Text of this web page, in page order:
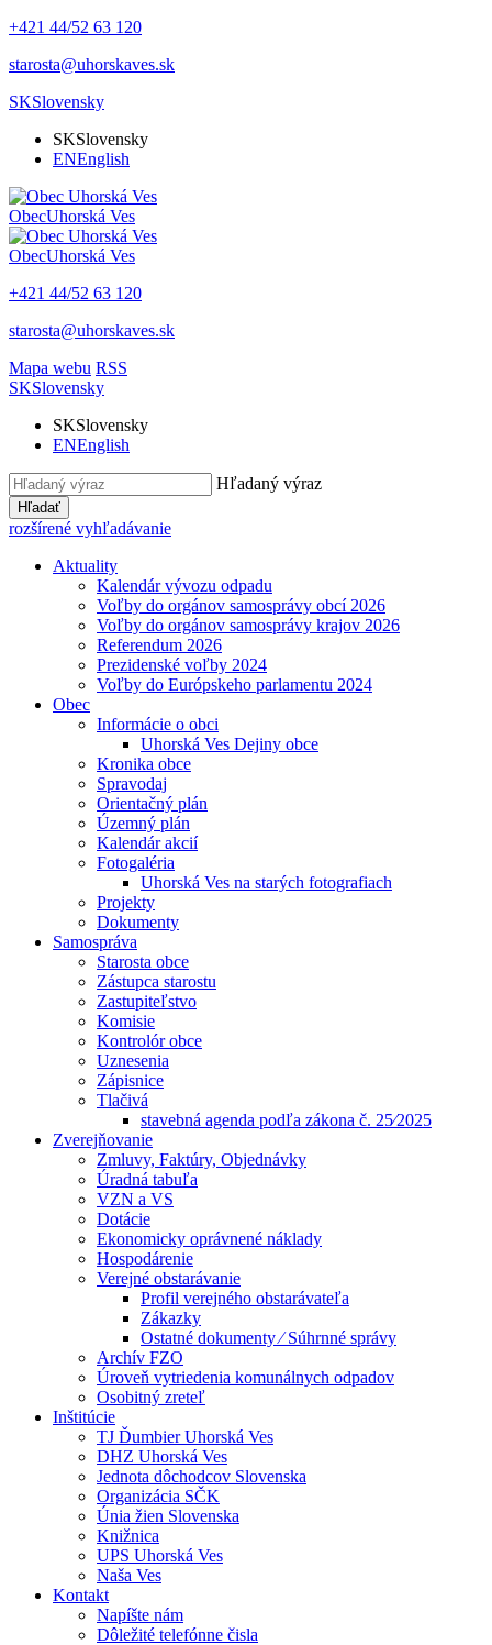
+421 44/52 63 120
starosta@uhorskaves.sk
SKSlovensky
SKSlovensky
ENEnglish
ObecUhorská Ves
ObecUhorská Ves
+421 44/52 63 120
starosta@uhorskaves.sk
Mapa webu RSS
SKSlovensky
SKSlovensky
ENEnglish
Hľadaný výraz
Hľadať
rozšírené vyhľadávanie
Aktuality
Kalendár vývozu odpadu
Voľby do orgánov samosprávy obcí 2026
Voľby do orgánov samosprávy krajov 2026
Referendum 2026
Prezidenské voľby 2024
Voľby do Európskeho parlamentu 2024
Obec
Informácie o obci
Uhorská Ves Dejiny obce
Kronika obce
Spravodaj
Orientačný plán
Územný plán
Kalendár akcií
Fotogaléria
Uhorská Ves na starých fotografiach
Projekty
Dokumenty
Samospráva
Starosta obce
Zástupca starostu
Zastupiteľstvo
Komisie
Kontrolór obce
Uznesenia
Zápisnice
Tlačivá
stavebná agenda podľa zákona č. 25⁄2025
Zverejňovanie
Zmluvy, Faktúry, Objednávky
Úradná tabuľa
VZN a VS
Dotácie
Ekonomicky oprávnené náklady
Hospodárenie
Verejné obstarávanie
Profil verejného obstarávateľa
Zákazky
Ostatné dokumenty ⁄ Súhrnné správy
Archív FZO
Úroveň vytriedenia komunálnych odpadov
Osobitný zreteľ
Inštitúcie
TJ Ďumbier Uhorská Ves
DHZ Uhorská Ves
Jednota dôchodcov Slovenska
Organizácia SČK
Únia žien Slovenska
Knižnica
UPS Uhorská Ves
Naša Ves
Kontakt
Napíšte nám
Dôležité telefónne čisla